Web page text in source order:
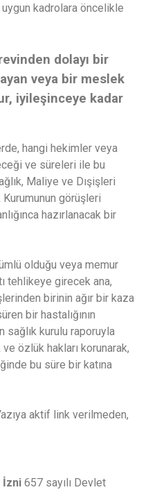
kadrolara öncelikle
dolayı bir
veya bir meslek
iyileşinceye kadar
hangi hekimler veya
ve süreleri ile bu
Maliye ve Dışişleri
Kurumunun görüşleri
hazırlanacak bir
olduğu veya memur
tehlikeye girecek ana,
birinin ağır bir kaza
bir hastalığının
sağlık kurulu raporuyla
özlük hakları korunarak,
bu süre bir katına
aktif link verilmeden,
İzni 657 sayılı Devlet